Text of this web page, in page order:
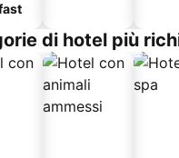
di hotel più